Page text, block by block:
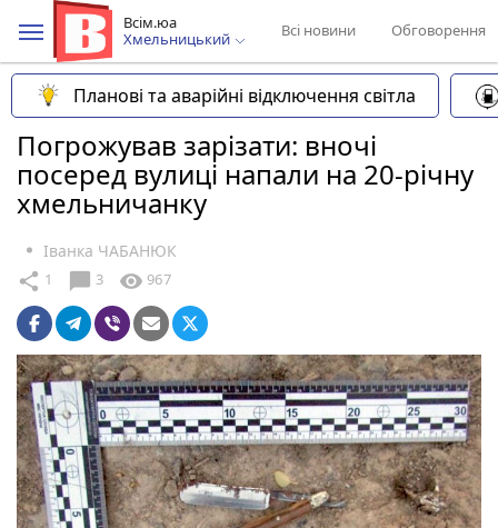
Всім.юа
Хмельницький
Всі новини Обговорення
Планові та аварійні відключення світла
Погрожував зарізати: вночі
посеред вулиці напали на 20-річну
хмельничанку
Іванка ЧАБАНЮК
share 1 chat_bubble 3 visibility 967